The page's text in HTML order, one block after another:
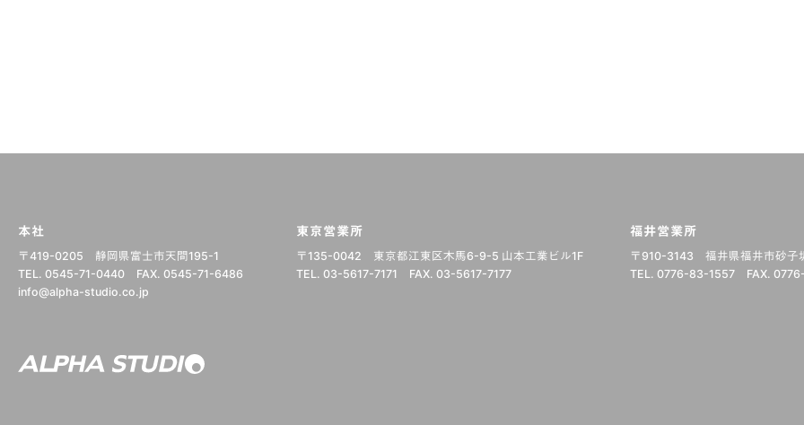
本社
〒419-0205
静岡県富士市天間195-1
TEL. 0545-71-0440
FAX. 0545-71-6486
info@alpha-studio.co.jp
東京営業所
〒135-0042
東京都江東区木馬6-9-5 山本工業ビル1F
TEL. 03-5617-7171
FAX. 03-5617-7177
福井営業所
〒910-3143
福井県福井市砂子
TEL. 0776-83-1557
FAX.